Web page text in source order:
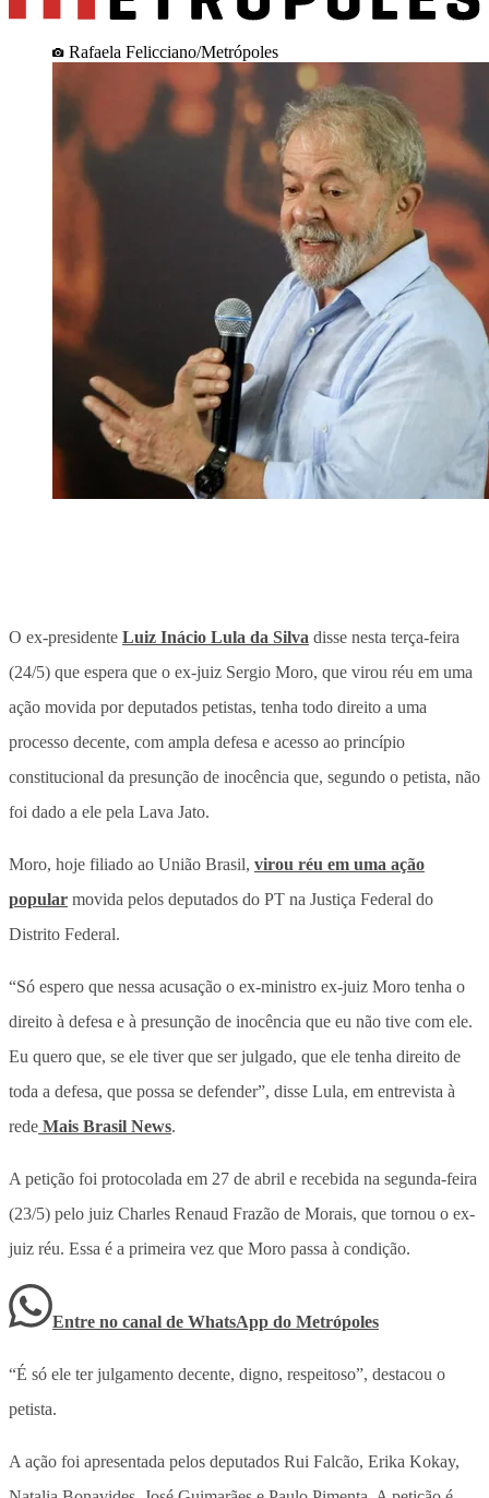
Rafaela Felicciano/Metrópoles
O ex-presidente Luiz Inácio Lula da Silva disse nesta terça-feira
(24/5) que espera que o ex-juiz Sergio Moro, que virou réu em uma
ação movida por deputados petistas, tenha todo direito a uma
processo decente, com ampla defesa e acesso ao princípio
constitucional da presunção de inocência que, segundo o petista, não
foi dado a ele pela Lava Jato.
Moro, hoje filiado ao União Brasil, virou réu em uma ação
popular movida pelos deputados do PT na Justiça Federal do
Distrito Federal.
“Só espero que nessa acusação o ex-ministro ex-juiz Moro tenha o
direito à defesa e à presunção de inocência que eu não tive com ele.
Eu quero que, se ele tiver que ser julgado, que ele tenha direito de
toda a defesa, que possa se defender”, disse Lula, em entrevista à
rede Mais Brasil News.
A petição foi protocolada em 27 de abril e recebida na segunda-feira
(23/5) pelo juiz Charles Renaud Frazão de Morais, que tornou o ex-
juiz réu. Essa é a primeira vez que Moro passa à condição.
Entre no canal de WhatsApp do Metrópoles
“É só ele ter julgamento decente, digno, respeitoso”, destacou o
petista.
A ação foi apresentada pelos deputados Rui Falcão, Erika Kokay,